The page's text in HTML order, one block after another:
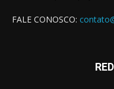
FALE CONOSCO: